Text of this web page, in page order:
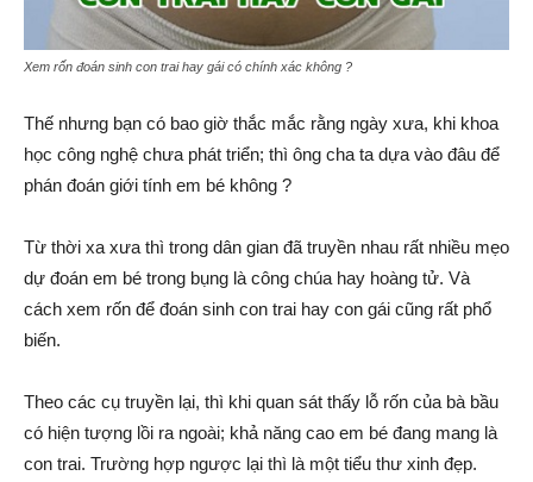
Xem rốn đoán sinh con trai hay gái có chính xác không ?
Thế nhưng bạn có bao giờ thắc mắc rằng ngày xưa, khi khoa
học công nghệ chưa phát triển; thì ông cha ta dựa vào đâu để
phán đoán giới tính em bé không ?
Từ thời xa xưa thì trong dân gian đã truyền nhau rất nhiều mẹo
dự đoán em bé trong bụng là công chúa hay hoàng tử. Và
cách xem rốn để đoán sinh con trai hay con gái cũng rất phổ
biến.
Theo các cụ truyền lại, thì khi quan sát thấy lỗ rốn của bà bầu
có hiện tượng lồi ra ngoài; khả năng cao em bé đang mang là
con trai. Trường hợp ngược lại thì là một tiểu thư xinh đẹp.